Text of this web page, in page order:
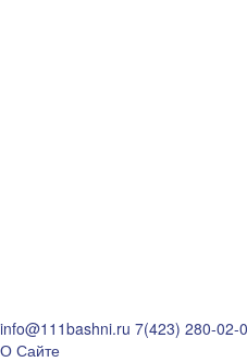
info@111bashni.ru 7(423) 280-02-
О Сайте